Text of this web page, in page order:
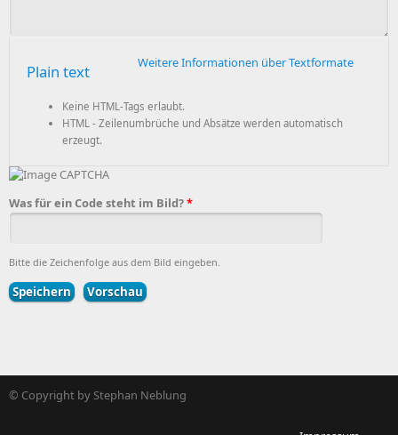
Weitere Informationen über Textformate
Plain text
Keine HTML-Tags erlaubt.
HTML - Zeilenumbrüche und Absätze werden automatisch
erzeugt.
Was für ein Code steht im Bild?*
Bitte die Zeichenfolge aus dem Bild eingeben.
© Copyright by Stephan Neblung